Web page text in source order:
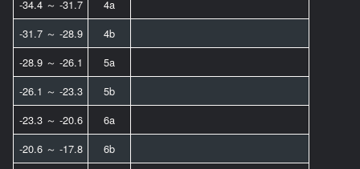
-34.4 ～ -31.7
4a
-31.7 ～ -28.9
4b
-28.9 ～ -26.1
5a
-26.1 ～ -23.3
5b
-23.3 ～ -20.6
6a
-20.6 ～ -17.8
6b